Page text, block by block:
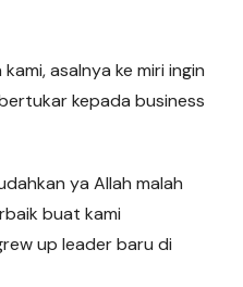
asalnya ke miri ingin
kepada business
ya Allah malah
buat kami
up leader baru di